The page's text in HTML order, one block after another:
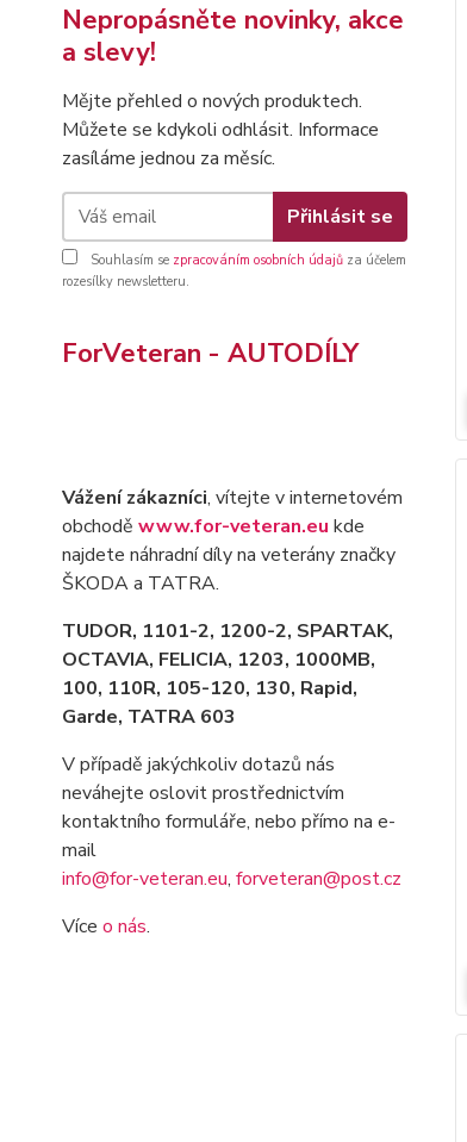
Nepropásněte novinky, akce
a slevy!
Mějte přehled o nových produktech.
Můžete se kdykoli odhlásit. Informace
zasíláme jednou za měsíc.
Přihlásit se
Souhlasím se zpracováním osobních údajů za účelem
rozesílky newsletteru.
ForVeteran - AUTODÍLY
Vážení zákazníci, vítejte v internetovém
obchodě www.for-veteran.eu kde
najdete náhradní díly na veterány značky
ŠKODA a TATRA.
TUDOR, 1101-2, 1200-2, SPARTAK,
OCTAVIA, FELICIA, 1203, 1000MB,
100, 110R, 105-120, 130, Rapid,
Garde, TATRA 603
V případě jakýchkoliv dotazů nás
neváhejte oslovit prostřednictvím
kontaktního formuláře, nebo přímo na e-
mail
info@for-veteran.eu, forveteran@post.cz
Více o nás.